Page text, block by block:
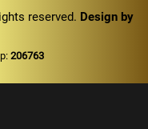
reserved. Design by
206763